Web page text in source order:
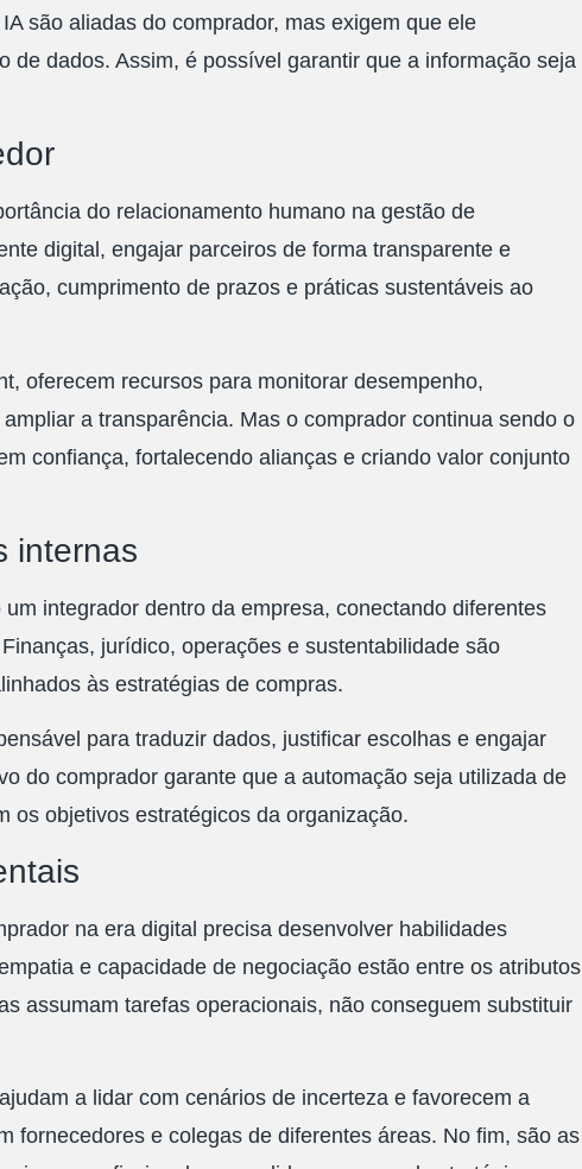
são aliadas do comprador, mas exigem que ele
de dados. Assim, é possível garantir que a informação seja
do relacionamento humano na gestão de
digital, engajar parceiros de forma transparente e
cumprimento de prazos e práticas sustentáveis ao
oferecem recursos para monitorar desempenho,
a transparência. Mas o comprador continua sendo o
confiança, fortalecendo alianças e criando valor conjunto
internas
integrador dentro da empresa, conectando diferentes
jurídico, operações e sustentabilidade são
às estratégias de compras.
para traduzir dados, justificar escolhas e engajar
do comprador garante que a automação seja utilizada de
os objetivos estratégicos da organização.
na era digital precisa desenvolver habilidades
e capacidade de negociação estão entre os atributos
assumam tarefas operacionais, não conseguem substituir
a lidar com cenários de incerteza e favorecem a
fornecedores e colegas de diferentes áreas. No fim, são as